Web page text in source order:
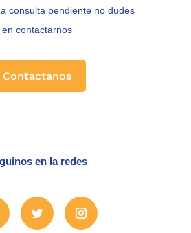
consulta pendiente no dudes
en contactarnos
Contactanos
en la redes